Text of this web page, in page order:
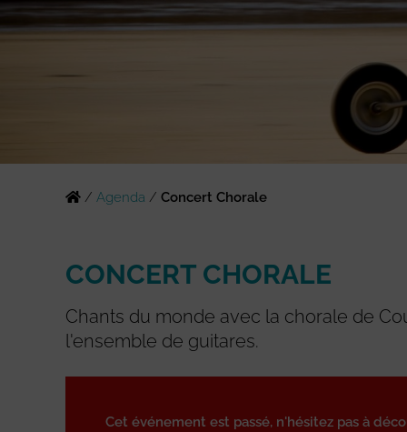
/ Agenda / Concert Chorale
CONCERT CHORALE
Chants du monde avec la chorale de
l'ensemble de guitares.
Cet événement est passé, n'hésitez pas à